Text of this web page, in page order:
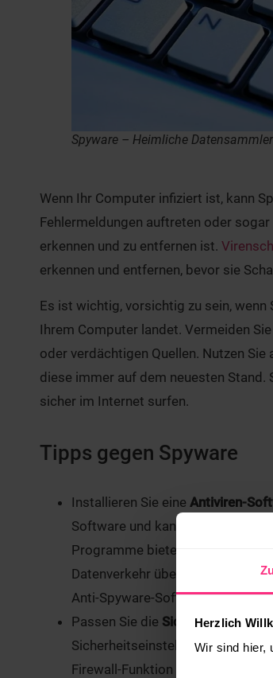
Herzlich
Wir sind hier,
Spyware – Heimliche Datensammler
Wenn Ihr Computer infiziert ist, kann
Fehlermeldungen auftreten oder
erkennen und zu entfernen ist.
erkennen und entfernen, bevor sie
Es ist wichtig, vorsichtig zu sein, wenn
Ihrem Computer landet. Vermeiden
oder verdächtigen Quellen. Nutzen
diese immer auf dem neuesten Stand.
sicher im Internet surfen.
Tipps gegen Spyware
Installieren Sie eine Antiviren-
Software und kann Spyware
Programme bieten
Datenverkehr überprüfen und
Anti-Spyware-Software
Passen Sie die
Sicherheitseinstellungen von
Firewall-Funktion gegen